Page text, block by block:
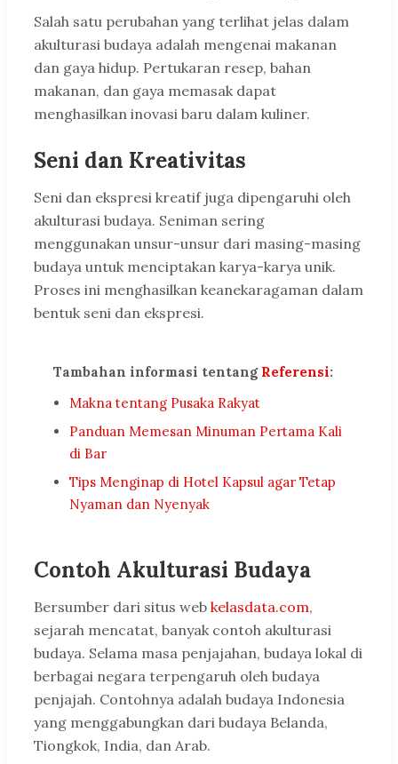
Salah satu perubahan yang terlihat jelas dalam
akulturasi budaya adalah mengenai makanan
dan gaya hidup. Pertukaran resep, bahan
makanan, dan gaya memasak dapat
menghasilkan inovasi baru dalam kuliner.
Seni dan Kreativitas
Seni dan ekspresi kreatif juga dipengaruhi oleh
akulturasi budaya. Seniman sering
menggunakan unsur-unsur dari masing-masing
budaya untuk menciptakan karya-karya unik.
Proses ini menghasilkan keanekaragaman dalam
bentuk seni dan ekspresi.
Tambahan informasi tentang Referensi:
Makna tentang Pusaka Rakyat
Panduan Memesan Minuman Pertama Kali
di Bar
Tips Menginap di Hotel Kapsul agar Tetap
Nyaman dan Nyenyak
Contoh Akulturasi Budaya
Bersumber dari situs web kelasdata.com,
sejarah mencatat, banyak contoh akulturasi
budaya. Selama masa penjajahan, budaya lokal di
berbagai negara terpengaruh oleh budaya
penjajah. Contohnya adalah budaya Indonesia
yang menggabungkan dari budaya Belanda,
Tiongkok, India, dan Arab.